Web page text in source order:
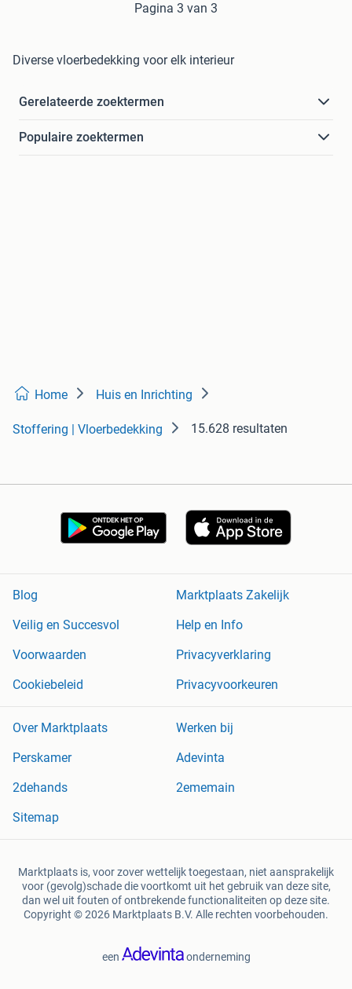
Pagina 3 van 3
Diverse vloerbedekking voor elk interieur
Gerelateerde zoektermen
Populaire zoektermen
Home Huis en Inrichting
Stoffering | Vloerbedekking 15.628 resultaten
Blog
Marktplaats Zakelijk
Veilig en Succesvol
Help en Info
Voorwaarden
Privacyverklaring
Cookiebeleid
Privacyvoorkeuren
Over Marktplaats
Werken bij
Perskamer
Adevinta
2dehands
2ememain
Sitemap
Marktplaats is, voor zover wettelijk toegestaan, niet aansprakelijk
voor (gevolg)schade die voortkomt uit het gebruik van deze site,
dan wel uit fouten of ontbrekende functionaliteiten op deze site.
Copyright © 2026 Marktplaats B.V. Alle rechten voorbehouden.
een onderneming